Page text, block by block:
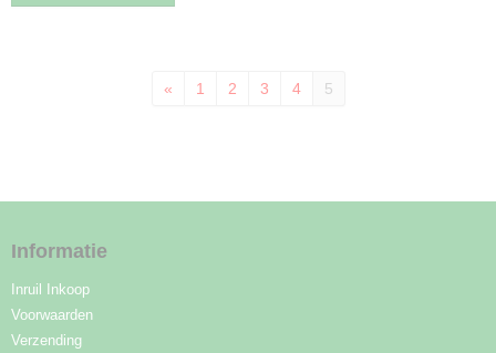
« 1 2 3 4 5
Informatie
Inruil Inkoop
Voorwaarden
Verzending